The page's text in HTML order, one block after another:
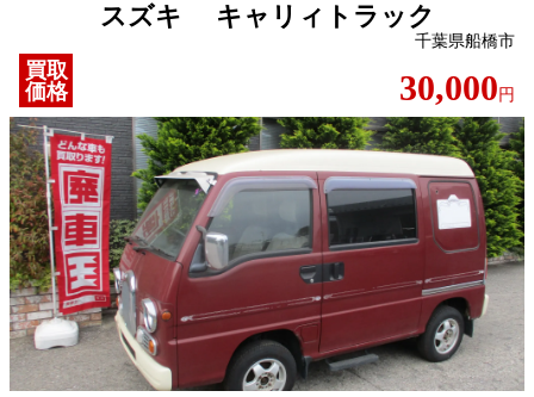
スズキ キャリィトラック
千葉県船橋市
買取
価格
30,000 円